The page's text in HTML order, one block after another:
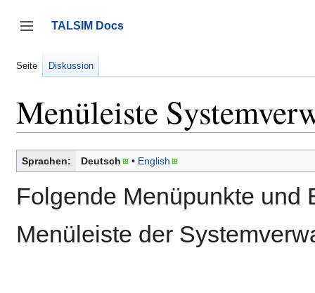
springen
Seitenleiste umschalten
TALSIM Docs
Seite Diskussion
Menüleiste
Sprachen: Deutsch English
Folgende Menüpunkte und
Menüleiste der